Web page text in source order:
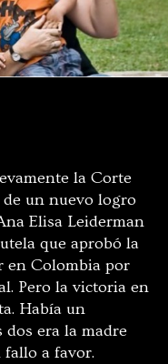
la Corte
un nuevo logro
Elisa Leiderman
que aprobó la
en Colombia por
Pero la victoria en
Había un
dos era la madre
a favor.